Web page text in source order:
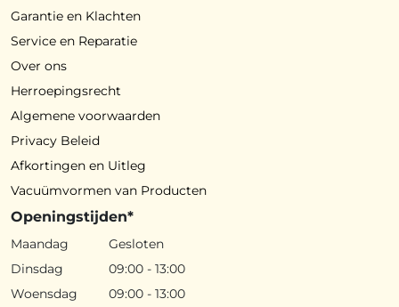
Garantie en Klachten
Service en Reparatie
Over ons
Herroepingsrecht
Algemene voorwaarden
Privacy Beleid
Afkortingen en Uitleg
Vacuümvormen van Producten
Openingstijden*
Maandag
Gesloten
Dinsdag
09:00 - 13:00
Woensdag
09:00 - 13:00